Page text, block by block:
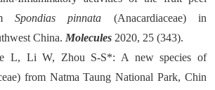
Spondias pinnata (Anacardiaceae) in
China. Molecules 2020, 25 (343).
L, Li W, Zhou S-S*: A new species of
from Natma Taung National Park, Chin